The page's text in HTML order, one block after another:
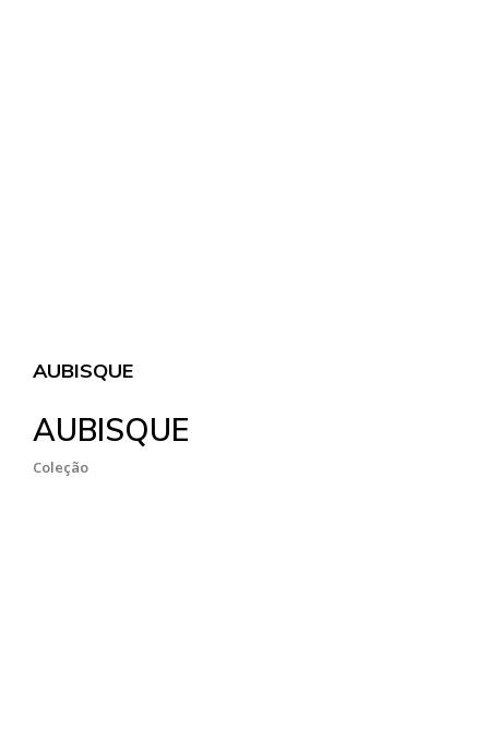
AUBISQUE
AUBISQUE
Coleção